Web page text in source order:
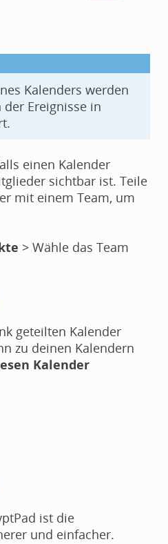
Kalenders werden
Ereignisse in
einen Kalender
sichtbar ist. Teile
mit einem Team, um
> Wähle das Team
geteilten Kalender
zu deinen Kalendern
Kalender
ist die
und einfacher.